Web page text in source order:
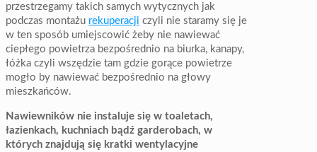
przestrzegamy takich samych wytycznych jak
podczas montażu rekuperacji czyli nie staramy się je
w ten sposób umiejscowić żeby nie nawiewać
ciepłego powietrza bezpośrednio na biurka, kanapy,
łóżka czyli wszędzie tam gdzie gorące powietrze
mogło by nawiewać bezpośrednio na głowy
mieszkańców.
Nawiewników nie instaluje się w toaletach,
łazienkach, kuchniach bądź garderobach, w
których znajdują się kratki wentylacyjne